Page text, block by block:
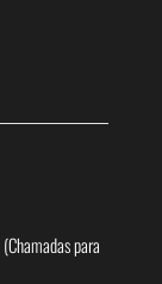
(Chamadas para